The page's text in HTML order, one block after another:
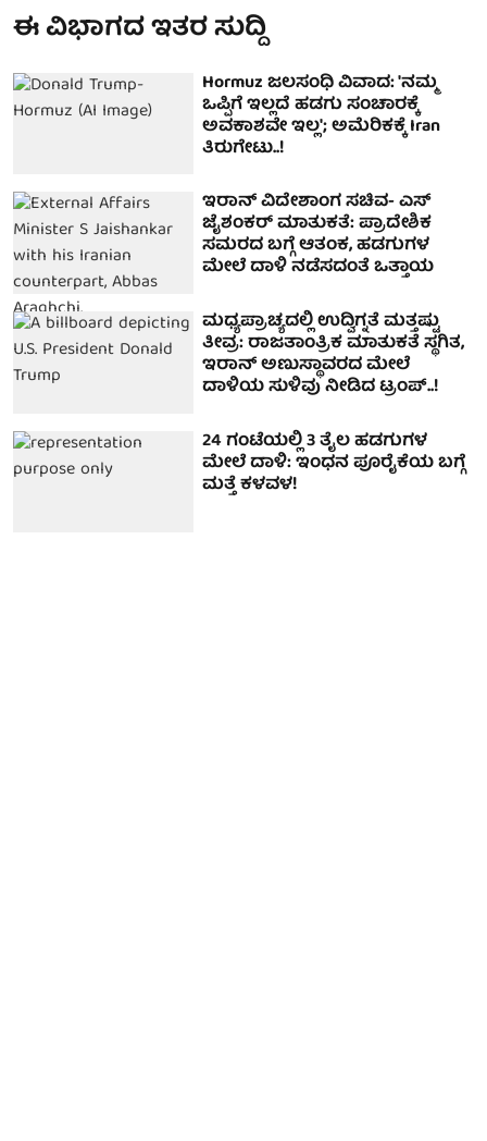
ಈ ವಿಭಾಗದ ಇತರ ಸುದ್ದಿ
Hormuz ಜಲಸಂಧಿ ವಿವಾದ: 'ನಮ್ಮ
ಒಪ್ಪಿಗೆ ಇಲ್ಲದೆ ಹಡಗು ಸಂಚಾರಕ್ಕೆ
ಅವಕಾಶವೇ ಇಲ್ಲ'; ಅಮೆರಿಕಕ್ಕೆ Iran
ತಿರುಗೇಟು..!
ಇರಾನ್ ವಿದೇಶಾಂಗ ಸಚಿವ- ಎಸ್
ಜೈಶಂಕರ್ ಮಾತುಕತೆ: ಪ್ರಾದೇಶಿಕ
ಸಮರದ ಬಗ್ಗೆ ಆತಂಕ, ಹಡಗುಗಳ
ಮೇಲೆ ದಾಳಿ ನಡೆಸದಂತೆ ಒತ್ತಾಯ
ಮಧ್ಯಪ್ರಾಚ್ಯದಲ್ಲಿ ಉದ್ವಿಗ್ನತೆ ಮತ್ತಷ್ಟು
ತೀವ್ರ: ರಾಜತಾಂತ್ರಿಕ ಮಾತುಕತೆ ಸ್ಥಗಿತ,
ಇರಾನ್ ಅಣುಸ್ಥಾವರದ ಮೇಲೆ
ದಾಳಿಯ ಸುಳಿವು ನೀಡಿದ ಟ್ರಂಪ್..!
24 ಗಂಟೆಯಲ್ಲಿ 3 ತೈಲ ಹಡಗುಗಳ
ಮೇಲೆ ದಾಳಿ: ಇಂಧನ ಪೂರೈಕೆಯ ಬಗ್ಗೆ
ಮತ್ತೆ ಕಳವಳ!